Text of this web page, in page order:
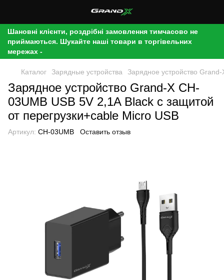
Шановні клієнти, роздрібні замовлення тимчасово не
приймаються. Шукайте наші товари в торгівельних
мережах -
Каталог Зарядные устройства Зарядное устройство
Зарядное устройство Grand-X CH-
03UMB USB 5V 2,1A Black с защитой
от перегрузки+cable Micro USB
Артикул: CH-03UMB Оставить отзыв